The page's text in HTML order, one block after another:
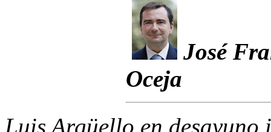
José
Oceja
Luis Argüello en desayuno